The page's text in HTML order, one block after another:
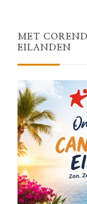
MET
EILANDEN